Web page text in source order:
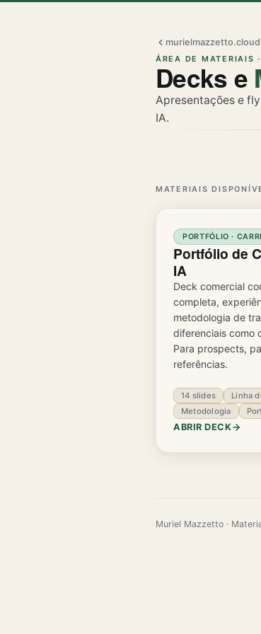
murielmazzetto.cloud
ÁREA DE MATERIAIS
Decks e
Apresentações e
IA.
MATERIAIS
PORTFÓLIO ·
Portfólio de
IA
Deck comercial
completa,
metodologia de
diferenciais como
Para prospects,
referências.
14 slides
Linha
Metodologia
ABRIR DECK
Muriel Mazzetto ·